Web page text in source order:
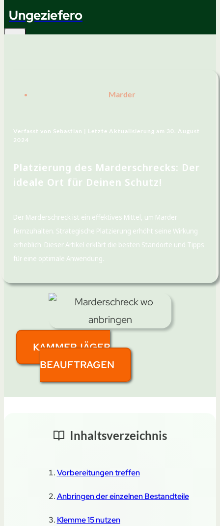
Ungeziefero
Marder
Verfasst von Sebastian | Letzte Aktualisierung am 30. August
2024
Platzierung des Marderschrecks: Der
ideale Ort für Deinen Schutz!
Der Marderschreck ist ein effektives Mittel, um Marder
fernzuhalten. Strategische Platzierung erhöht seine Wirkung
erheblich. Dieser Artikel erklärt die besten Standorte und Tipps
für eine optimale Anwendung.
KAMMERJÄGER
BEAUFTRAGEN
Inhaltsverzeichnis
Vorbereitungen treffen
Anbringen der einzelnen Bestandteile
Klemme 15 nutzen